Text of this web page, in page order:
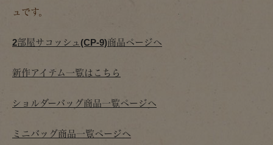
ュです。
2部屋サコッシュ(CP-9)商品ページへ
新作アイテム一覧はこちら
ショルダーバッグ商品一覧ページへ
ミニバッグ商品一覧ページへ